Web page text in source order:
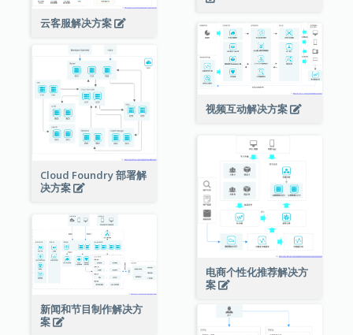
云客服解决方案
视频互动解决方案
Cloud Foundry 部署解
决方案
电商个性化推荐解决方
案
新闻和节目制作解决方
案